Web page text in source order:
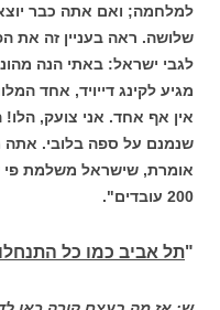
למלחמה; ואם אתה כבר
שלושה. ראה בעניין זה את
לגבי ישראל: באתי הנה
מגיע לקינג דייויד, אחד
אין אף אחד. אני צועק,
שנמנם על ספה בלובי. אתה
אומרת, שישראל משלמת פי
200 עובדים".
"תל אביב כמו כל